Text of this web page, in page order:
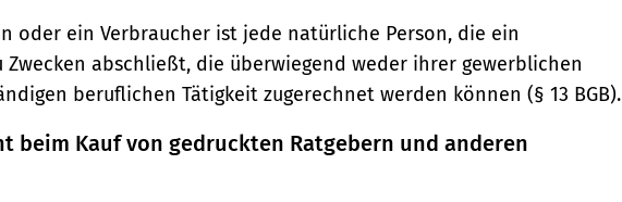
oder ein Verbraucher ist jede natürliche Person, die ein
Zwecken abschließt, die überwiegend weder ihrer gewerblichen
beruflichen Tätigkeit zugerechnet werden können (§ 13 BGB).
beim Kauf von gedruckten Ratgebern und anderen